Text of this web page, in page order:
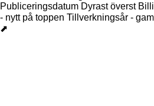
Publiceringsdatum Dyrast överst
- nytt på toppen Tillverkningsår -
⬈